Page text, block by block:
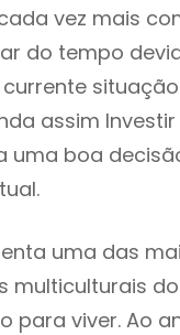
vez mais
do tempo
assim Investir
uma boa
uma das
multiculturais
para viver. Ao